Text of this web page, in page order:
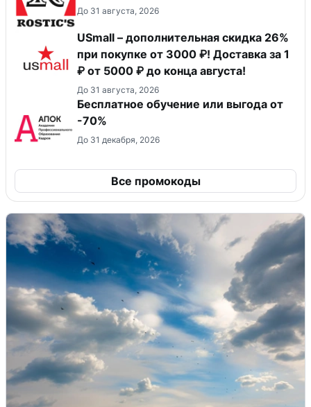
До 31 августа, 2026
USmall – дополнительная скидка 26%
при покупке от 3000 ₽! Доставка за 1
₽ от 5000 ₽ до конца августа!
До 31 августа, 2026
Бесплатное обучение или выгода от
-70%
До 31 декабря, 2026
Все промокоды